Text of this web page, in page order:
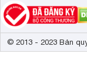
© 2013 - 2023 Bản